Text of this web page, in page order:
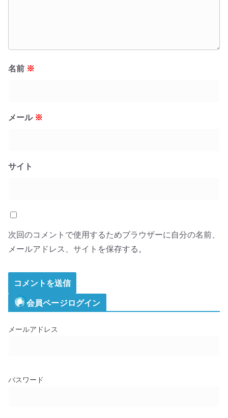
名前 ※
メール ※
サイト
次回のコメントで使用するためブラウザーに自分の名前、
メールアドレス、サイトを保存する。
会員ページログイン
メールアドレス
パスワード